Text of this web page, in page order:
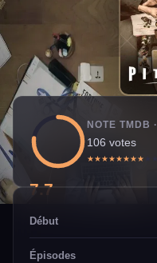
7.7
NOTE TMDB ·
106 votes
★★★★★★★★
Début
Épisodes